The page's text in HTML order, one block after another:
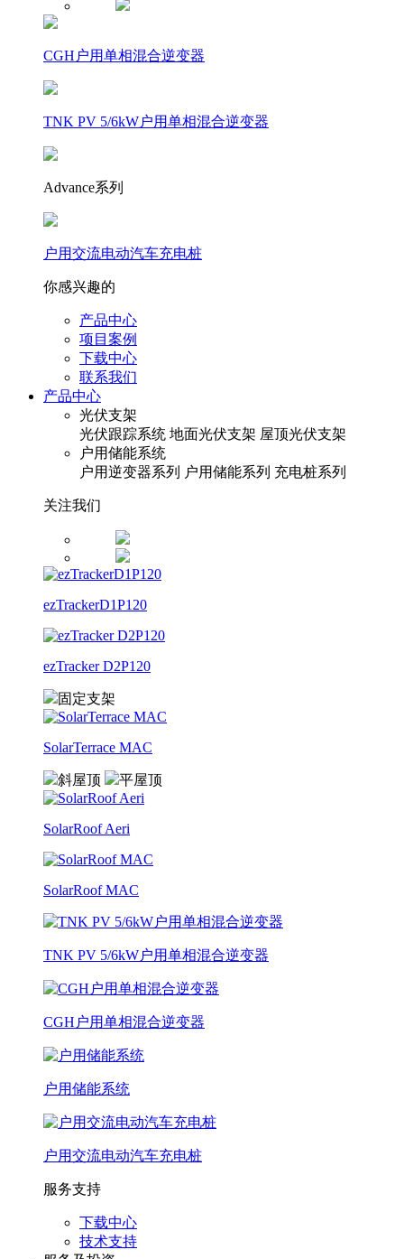
CGH户用单相混合逆变器
TNK PV 5/6kW户用单相混合逆变器
Advance系列
户用交流电动汽车充电桩
你感兴趣的
产品中心
项目案例
下载中心
联系我们
产品中心
光伏支架
光伏跟踪系统 地面光伏支架 屋顶光伏支架
户用储能系统
户用逆变器系列
户用储能系列 充电桩系列
关注我们
ezTrackerD1P120
ezTracker D2P120
固定支架
SolarTerrace MAC
斜屋顶 平屋顶
SolarRoof Aeri
SolarRoof MAC
TNK PV 5/6kW户用单相混合逆变器
CGH户用单相混合逆变器
户用储能系统
户用交流电动汽车充电桩
服务支持
下载中心
技术支持